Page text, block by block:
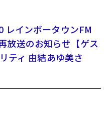
レインボータウンFM
放送のお知らせ【ゲス
ティ 由結あゆ美さ